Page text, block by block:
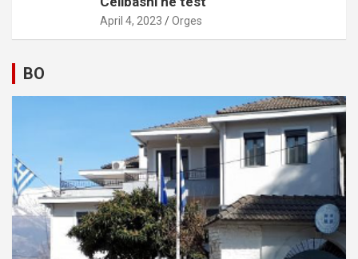
April 4, 2023 Orges
BO